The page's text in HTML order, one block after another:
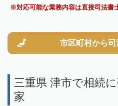
対応可能な業務内容は直接司法書
市区町村から司
三重県 津市で相続
家